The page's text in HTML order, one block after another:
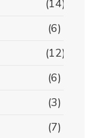
(14)
(6)
(12)
(6)
(3)
(7)